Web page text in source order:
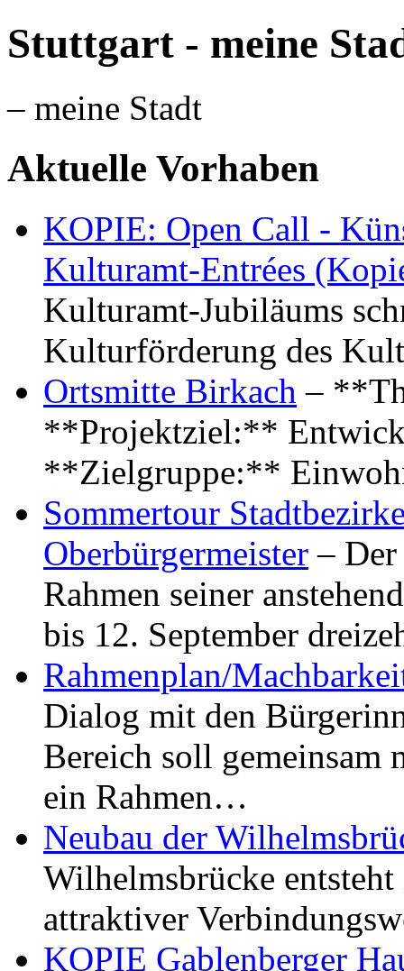
Stuttgart - meine
– meine Stadt
Aktuelle Vorhaben
KOPIE: Open Call -
Kulturamt-Entrées
Kulturamt-Jubiläums
Kulturförderung des
Ortsmitte Birkach –
**Projektziel:**
**Zielgruppe:**
Sommertour
Oberbürgermeister –
Rahmen seiner
bis 12. September
Rahmenplan/
Dialog mit den
Bereich soll gemeinsam
ein Rahmen…
Neubau der
Wilhelmsbrücke
attraktiver
KOPIE Gablenberger